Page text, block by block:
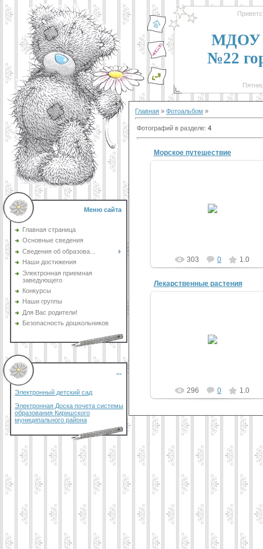
Меню сайта
Главная страница
Основные сведения
Сведения об образова...
Наши достижения
Электронная приемная
заведующего
Конкурсы
Наши группы
Для Вас родители!
Безопасность дошкольников
...
Электронный детский сад
Электронная Доска почета системы
образования Киришского
муниципального района
МДОУ
№22
Главная » Фотоальбом »
Фотографий в разделе: 4
Морское путешествие
303 0 1.0
Лекарственные растения
296 0 1.0